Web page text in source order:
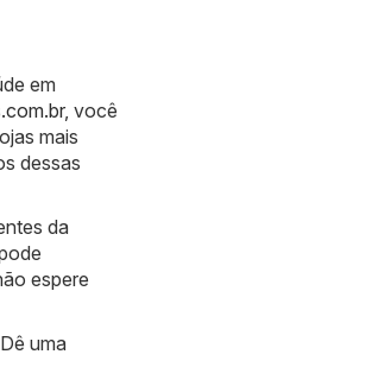
em
, você
mais
dessas
da
espere
uma